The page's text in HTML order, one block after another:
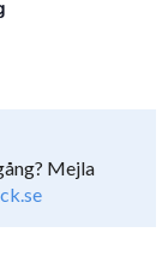
Mejla